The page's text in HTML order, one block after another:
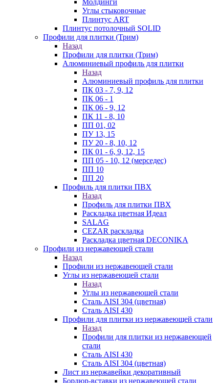
Молдинги
Углы стыковочные
Плинтус ART
Плинтус потолочный SOLID
Профили для плитки (Трим)
Назад
Профили для плитки (Трим)
Алюминиевый профиль для плитки
Назад
Алюминиевый профиль для плитки
ПК 03 - 7, 9, 12
ПК 06 - 1
ПК 06 - 9, 12
ПК 11 - 8, 10
ПП 01, 02
ПУ 13, 15
ПУ 20 - 8, 10, 12
ПК 01 - 6, 9, 12, 15
ПП 05 - 10, 12 (мерседес)
ПП 10
ПП 20
Профиль для плитки ПВХ
Назад
Профиль для плитки ПВХ
Раскладка цветная Идеал
SALAG
CEZAR раскладка
Раскладка цветная DECONIKA
Профили из нержавеющей стали
Назад
Профили из нержавеющей стали
Углы из нержавеющей стали
Назад
Углы из нержавеющей стали
Сталь AISI 304 (цветная)
Сталь AISI 430
Профили для плитки из нержавеющей стали
Назад
Профили для плитки из нержавеющей
стали
Сталь AISI 430
Сталь AISI 304 (цветная)
Лист из нержавейки декоративный
Бордюр-вставки из нержавеющей стали